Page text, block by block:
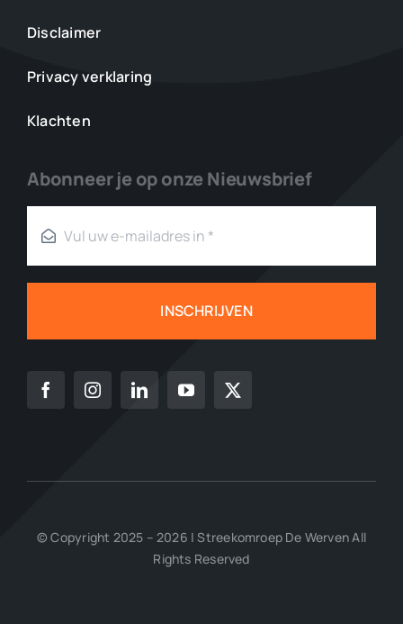
Disclaimer
Privacy verklaring
Klachten
Abonneer je op onze Nieuwsbrief
INSCHRIJVEN
© Copyright 2025 – 2026 | Streekomroep De Werven All
Rights Reserved